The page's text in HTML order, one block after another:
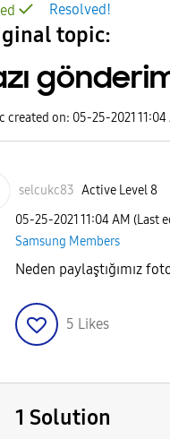
Resolved!
topic:
created on: 05-25-2021 11:04
selcukc83 Active Level 8
‎05-25-2021 11:04 AM (Last
Samsung Members
Neden paylaştığımız
5 Likes
1 Solution